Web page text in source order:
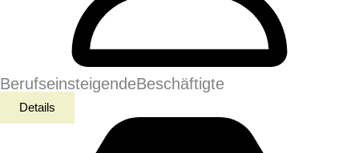
BerufseinsteigendeBeschäftigte
Details